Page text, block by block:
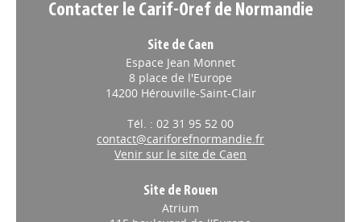
Contacter le Carif-Oref de Normandie
Site de Caen
Espace Jean Monnet
8 place de l'Europe
14200 Hérouville-Saint-Clair
Tél. : 02 31 95 52 00
contact@cariforefnormandie.fr
Venir sur le site de Caen
Site de Rouen
Atrium